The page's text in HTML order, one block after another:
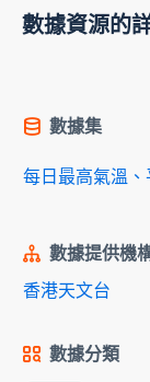
數據資源的
數據集
每日最高氣溫
數據提供機
香港天文台
數據分類